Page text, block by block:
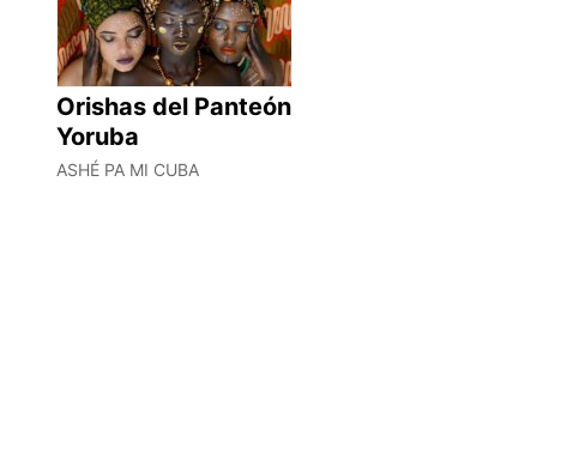
Orishas del Panteón
Yoruba
ASHÉ PA MI CUBA